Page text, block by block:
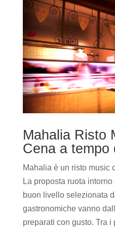
Mahalia Risto
Cena a tempo
Mahalia è un risto music
La proposta ruota
buon livello selezionata
gastronomiche vanno
preparati con gusto. Tra